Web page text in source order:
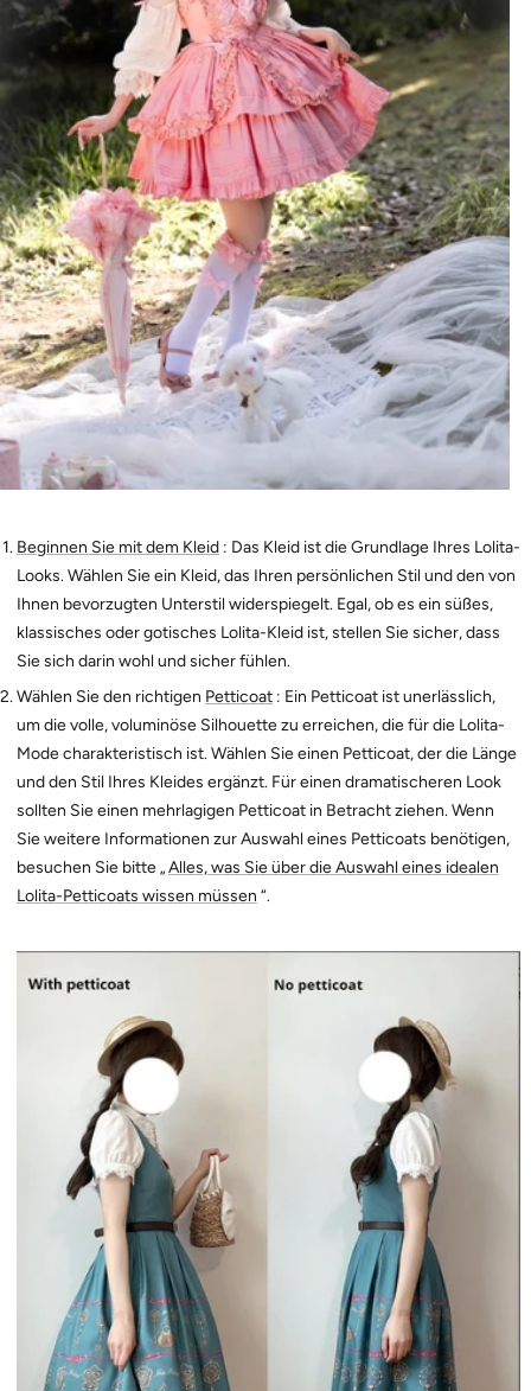
Beginnen Sie mit dem Kleid : Das Kleid ist die Grundlage Ihres Lolita-
Looks. Wählen Sie ein Kleid, das Ihren persönlichen Stil und den von
Ihnen bevorzugten Unterstil widerspiegelt. Egal, ob es ein süßes,
klassisches oder gotisches Lolita-Kleid ist, stellen Sie sicher, dass
Sie sich darin wohl und sicher fühlen.
Wählen Sie den richtigen Petticoat : Ein Petticoat ist unerlässlich,
um die volle, voluminöse Silhouette zu erreichen, die für die Lolita-
Mode charakteristisch ist. Wählen Sie einen Petticoat, der die Länge
und den Stil Ihres Kleides ergänzt. Für einen dramatischeren Look
sollten Sie einen mehrlagigen Petticoat in Betracht ziehen. Wenn
Sie weitere Informationen zur Auswahl eines Petticoats benötigen,
besuchen Sie bitte „Alles, was Sie über die Auswahl eines idealen
Lolita-Petticoats wissen müssen “.